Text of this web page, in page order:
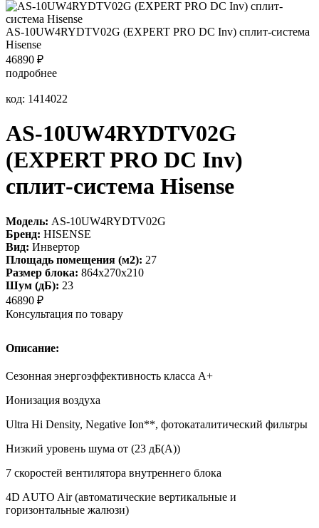
AS-10UW4RYDTV02G (EXPERT PRO DC Inv) сплит-система
Hisense
46890 ₽
подробнее
код: 1414022
AS-10UW4RYDTV02G
(EXPERT PRO DC Inv)
сплит-система Hisense
Модель: AS-10UW4RYDTV02G
Бренд: HISENSE
Вид: Инвертор
Площадь помещения (м2): 27
Размер блока: 864х270х210
Шум (дБ): 23
46890 ₽
Консультация по товару
Описание:
Сезонная энергоэффективность класса А+
Ионизация воздуха
Ultra Hi Density, Negative Ion**, фотокаталитический фильтры
Низкий уровень шума от (23 дБ(А))
7 скоростей вентилятора внутреннего блока
4D AUTO Air (автоматические вертикальные и
горизонтальные жалюзи)